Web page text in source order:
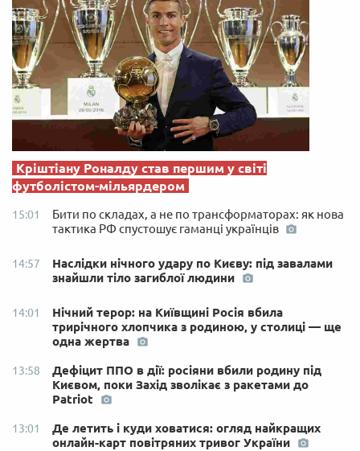
Кріштіану Роналду став першим у світі
футболістом-мільярдером
15:01
Бити по складах, а не по трансформаторах: як нова
тактика РФ спустошує гаманці українців
14:57
Наслідки нічного удару по Києву: під завалами
знайшли тіло загиблої людини
14:01
Нічний терор: на Київщині Росія вбила
трирічного хлопчика з родиною, у столиці — ще
одна жертва
13:58
Дефіцит ППО в дії: росіяни вбили родину під
Києвом, поки Захід зволікає з ракетами до
Patriot
13:01
Де летить і куди ховатися: огляд найкращих
онлайн-карт повітряних тривог України